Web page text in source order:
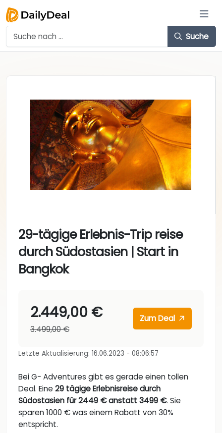
Suche
29-tägige Erlebnis-Trip reise
durch Südostasien | Start in
Bangkok
2.449,00 €
3.499,00 €
Zum Deal
Letzte Aktualisierung: 16.06.2023 - 08:06:57
Bei G- Adventures gibt es gerade einen tollen
Deal. Eine 29 tägige Erlebnisreise durch
Südostasien für 2449 € anstatt 3499 €. Sie
sparen 1000 € was einem Rabatt von 30%
entspricht.